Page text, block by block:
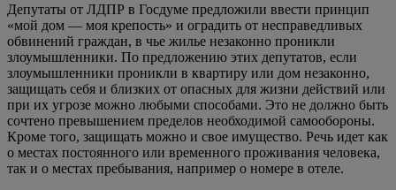
Депутаты от ЛДПР в Госдуме предложили ввести принцип
«мой дом — моя крепость» и оградить от несправедливых
обвинений граждан, в чье жилье незаконно проникли
злоумышленники. По предложению этих депутатов, если
злоумышленники проникли в квартиру или дом незаконно,
защищать себя и близких от опасных для жизни действий или
при их угрозе можно любыми способами. Это не должно быть
сочтено превышением пределов необходимой самообороны.
Кроме того, защищать можно и свое имущество. Речь идет как
о местах постоянного или временного проживания человека,
так и о местах пребывания, например о номере в отеле.